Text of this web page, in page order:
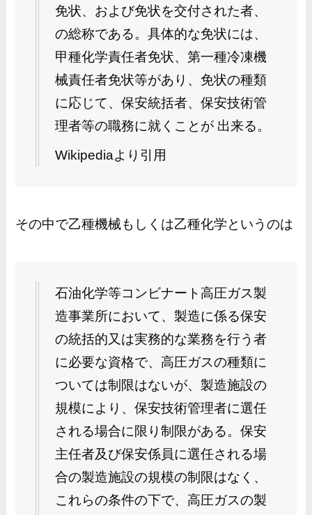
免状、および免状を交付された者、
の総称である。具体的な免状には、
甲種化学責任者免状、第一種冷凍機
械責任者免状等があり、免状の種類
に応じて、保安統括者、保安技術管
理者等の職務に就くことが 出来る。
Wikipediaより引用
その中で乙種機械もしくは乙種化学というのは
石油化学等コンビナート高圧ガス製
造事業所において、製造に係る保安
の統括的又は実務的な業務を行う者
に必要な資格で、高圧ガスの種類に
ついては制限はないが、製造施設の
規模により、保安技術管理者に選任
される場合に限り制限がある。保安
主任者及び保安係員に選任される場
合の製造施設の規模の制限はなく、
これらの条件の下で、高圧ガスの製